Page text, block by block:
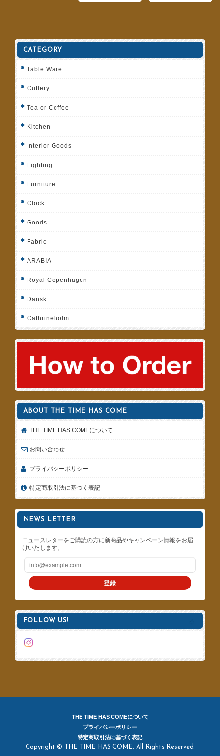
CATEGORY
Table Ware
Cutlery
Tea or Coffee
Kitchen
Interior Goods
Lighting
Furniture
Clock
Goods
Fabric
ARABIA
Royal Copenhagen
Dansk
Cathrineholm
ABOUT THE TIME HAS COME
THE TIME HAS COMEについて
お問い合わせ
プライバシーポリシー
特定商取引法に基づく表記
NEWS LETTER
ニュースレターをご購読の方に新商品やキャンペーン情報をお届
けいたします。
登録
FOLLOW US!
THE TIME HAS COMEについて
プライバシーポリシー
特定商取引法に基づく表記
Copyright © THE TIME HAS COME. All Rights Reserved.